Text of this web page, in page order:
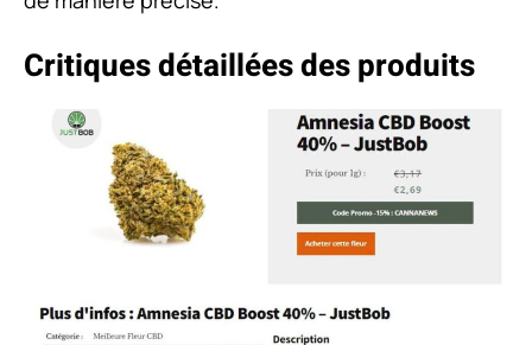
Critiques détaillées des produits